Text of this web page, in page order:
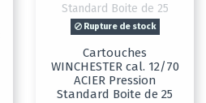
Rupture de stock
Cartouches
WINCHESTER cal. 12/70
ACIER Pression
Standard Boite de 25